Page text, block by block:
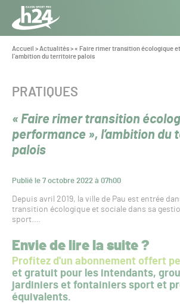
Panneau de gestion des cookies
Aller au contenu
Toute
l’info
du Gazon
Vous
êtes
Accueil >Actualités> « Faire rimer transition écologique
l’ambition du territoire palois
« Faire rimer transition
performance », l’ambition du
palois
Publié le 7 octobre 2022 à 07h00
CATÉGORIE :
PRATIQUES
Depuis avril 2019, la ville de Pau est entrée
transition écologique et sociale dans sa
sport.…
Envie de lire la suite ?
Profitez d'un abonnement offert
et gratuit pour les intendants,
jardiniers et fontainiers sport et
équivalents.